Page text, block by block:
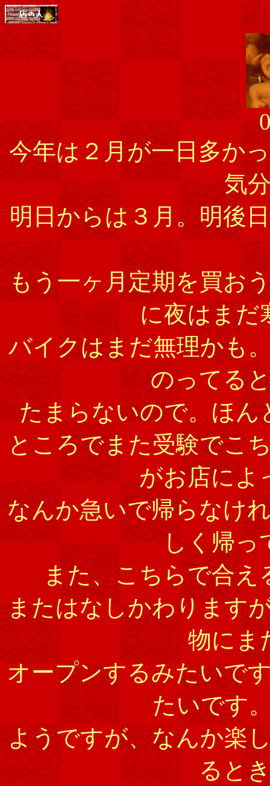
今年は２月が一日多か
気
明日からは３月。明後
もう一ヶ月定期を買お
に夜はまだ
バイクはまだ無理かも
のってる
たまらないので。ほん
ところでまた受験でこ
がお店によ
なんか急いで帰らなけ
しく帰っ
また、こちらで合
またはなしかわります
物にま
オープンするみたいで
たいです
ようですが、なんか楽
ると